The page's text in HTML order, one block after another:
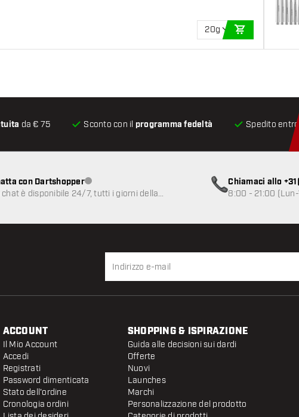
20g
AGGIUNGI
da € 75 Sconto con il programma fedeltà Spedito entro
con DartshopperServizio clienti non disponibile
chat è disponibile 24/7, tutti i giorni della
Chiamaci allo
8:00 - 21:00
ACCOUNT
Il Mio Account
Accedi
Registrati
Password dimenticata
Stato dell'ordine
Cronologia ordini
SHOPPING & ISPIRAZIONE
Guida alle decisioni sui dardi
Offerte
Nuovi
Launches
Marchi
Personalizzazione del prodotto